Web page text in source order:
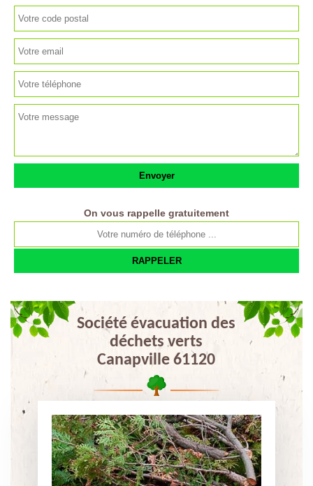
On vous rappelle gratuitement
Société évacuation des
déchets verts
Canapville 61120